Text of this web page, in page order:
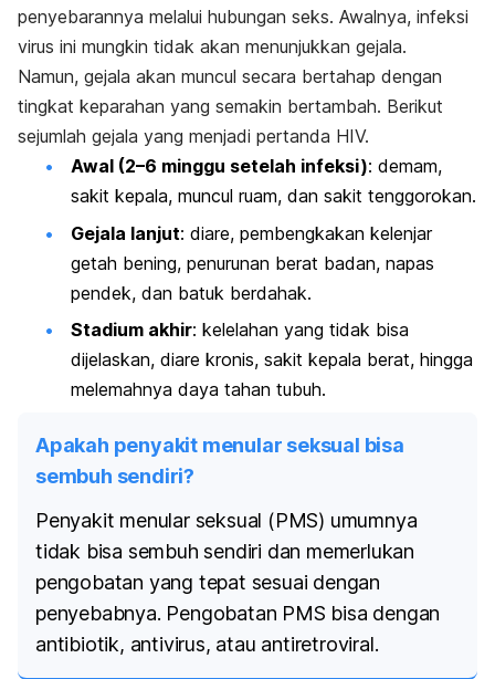
penyebarannya melalui hubungan seks. Awalnya, infeksi
virus ini mungkin tidak akan menunjukkan gejala.
Namun, gejala akan muncul secara bertahap dengan
tingkat keparahan yang semakin bertambah. Berikut
sejumlah gejala yang menjadi pertanda HIV.
Awal (2–6 minggu setelah infeksi): demam,
sakit kepala, muncul ruam, dan sakit tenggorokan.
Gejala lanjut: diare, pembengkakan kelenjar
getah bening, penurunan berat badan, napas
pendek, dan batuk berdahak.
Stadium akhir: kelelahan yang tidak bisa
dijelaskan, diare kronis, sakit kepala berat, hingga
melemahnya daya tahan tubuh.
Apakah penyakit menular seksual bisa
sembuh sendiri?
Penyakit menular seksual (PMS) umumnya
tidak bisa sembuh sendiri dan memerlukan
pengobatan yang tepat sesuai dengan
penyebabnya. Pengobatan PMS bisa dengan
antibiotik, antivirus, atau antiretroviral.